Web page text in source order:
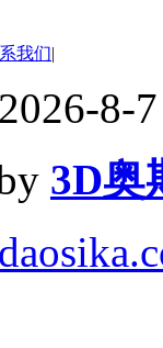
我们|
8-
3D奥